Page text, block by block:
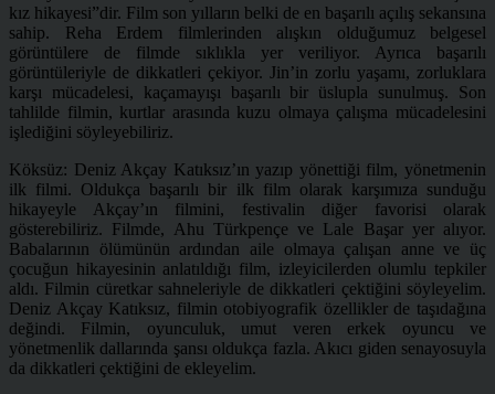
kız hikayesi”dir. Film son yılların belki de en başarılı açılış sekansına
sahip. Reha Erdem filmlerinden alışkın olduğumuz belgesel
görüntülere de filmde sıklıkla yer veriliyor. Ayrıca başarılı
görüntüleriyle de dikkatleri çekiyor. Jin’in zorlu yaşamı, zorluklara
karşı mücadelesi, kaçamayışı başarılı bir üslupla sunulmuş. Son
tahlilde filmin, kurtlar arasında kuzu olmaya çalışma mücadelesini
işlediğini söyleyebiliriz.
Köksüz: Deniz Akçay Katıksız’ın yazıp yönettiği film, yönetmenin
ilk filmi. Oldukça başarılı bir ilk film olarak karşımıza sunduğu
hikayeyle Akçay’ın filmini, festivalin diğer favorisi olarak
gösterebiliriz. Filmde, Ahu Türkpençe ve Lale Başar yer alıyor.
Babalarının ölümünün ardından aile olmaya çalışan anne ve üç
çocuğun hikayesinin anlatıldığı film, izleyicilerden olumlu tepkiler
aldı. Filmin cüretkar sahneleriyle de dikkatleri çektiğini söyleyelim.
Deniz Akçay Katıksız, filmin otobiyografik özellikler de taşıdağına
değindi. Filmin, oyunculuk, umut veren erkek oyuncu ve
yönetmenlik dallarında şansı oldukça fazla. Akıcı giden senayosuyla
da dikkatleri çektiğini de ekleyelim.